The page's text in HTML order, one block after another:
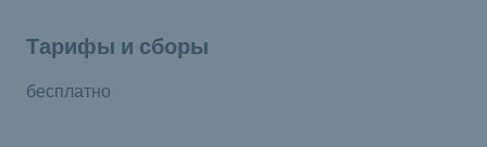
Тарифы и сборы
бесплатно